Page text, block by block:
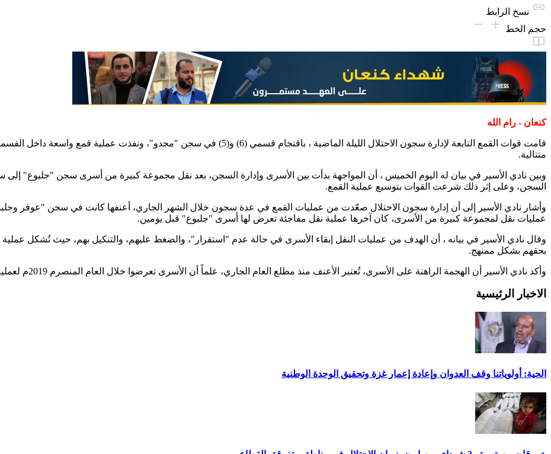
نسخ الرابط
حجم الخط
كنعان - رام الله
قامت قوات القمع التابعة لإدارة سجون الاحتلال الليلة الماضية ، باقتجام قسمي (6) و(5) في
متتالية.
وبين نادي الأسير في بيان له اليوم الخميس ، أن المواجهة بدأت بين الأسرى وإدارة السجن، بعد نقل مجموعة كبيرة من أسرى سجن "جلبوع"
السجن، وعلى إثر ذلك شرعت القوات بتوسيع عملية القمع.
وأشار نادي الأسير إلى أن إدارة سجون الاحتلال صعّدت من عمليات القمع في عدة سجون خلال الشهر الجاري، أعنفها كانت في سجن "عوفر
عمليات نقل لمجموعة كبيرة من الأسرى، كان آخرها عملية نقل مفاجئة تعرض لها أسرى "جلبوع" قبل يومين.
وقال نادي الأسير في بيانه ، أن الهدف من عمليات النقل إبقاء الأسرى في حالة عدم "استقرار"، والضغط عليهم، والتنكيل بهم، حيث تُشكل عملية
بحقهم بشكل ممنهج.
وأكد نادي الأسير أن الهجمة الراهنة على الأسرى، تُعتبر الأعنف منذ مطلع العام الجاري، علماً أن الأسرى تعرضوا خلال العام المنصرم 2019م لعمليات قمع كانت الأعنف منذ سنوات.
الاخبار الرئيسية
الحية: أولوياتنا وقف العدوان وإعادة إعمار غزة وتحقيق الوحدة الوطنية